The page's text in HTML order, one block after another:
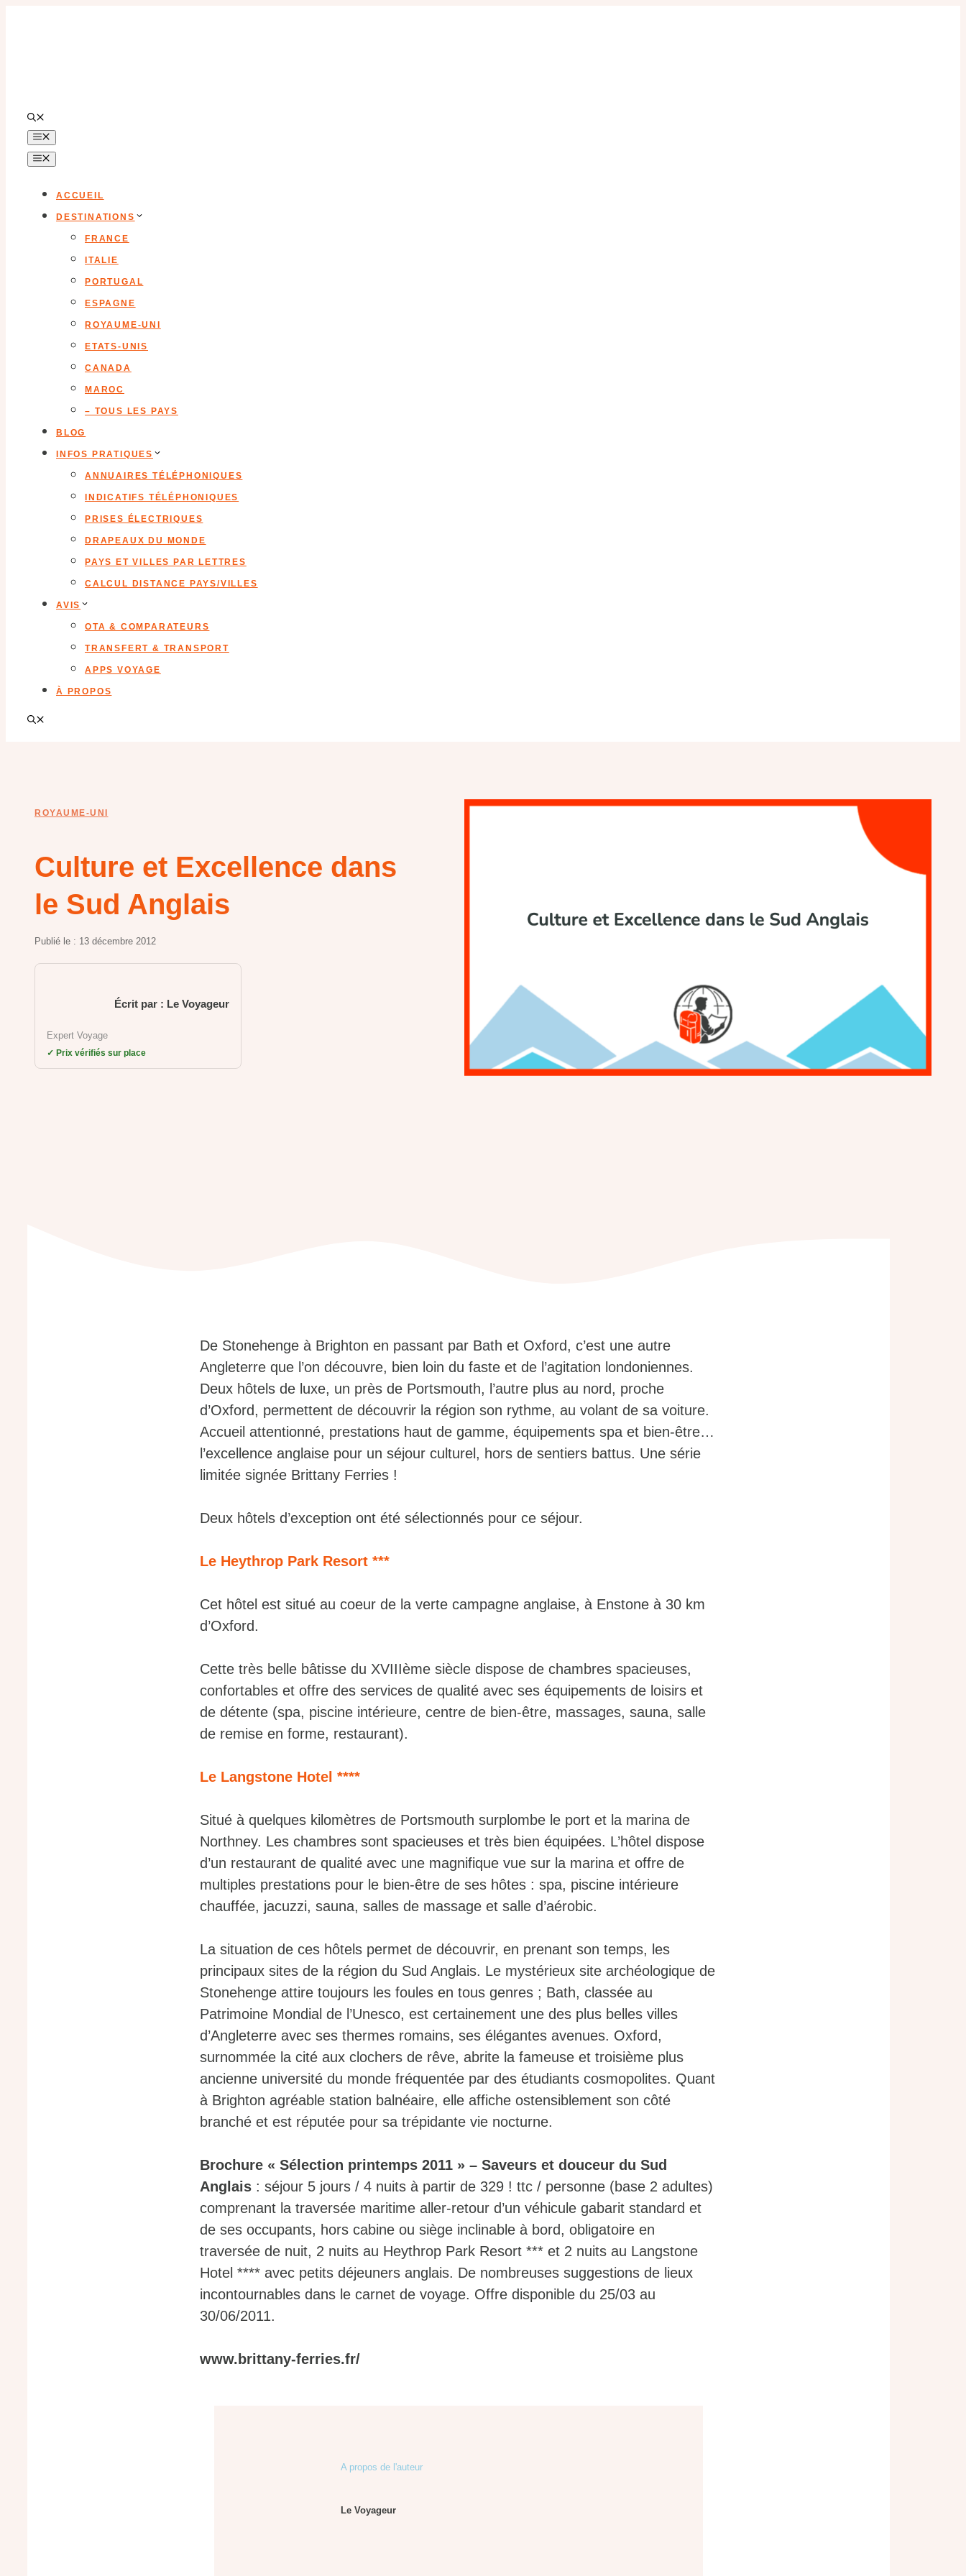
ACCUEIL
DESTINATIONS
FRANCE
ITALIE
PORTUGAL
ESPAGNE
ROYAUME-UNI
ETATS-UNIS
CANADA
MAROC
– TOUS LES PAYS
BLOG
INFOS PRATIQUES
ANNUAIRES TÉLÉPHONIQUES
INDICATIFS TÉLÉPHONIQUES
PRISES ÉLECTRIQUES
DRAPEAUX DU MONDE
PAYS ET VILLES PAR LETTRES
CALCUL DISTANCE PAYS/VILLES
AVIS
OTA & COMPARATEURS
TRANSFERT & TRANSPORT
APPS VOYAGE
À PROPOS
ROYAUME-UNI
Culture et Excellence dans
le Sud Anglais
Publié le : 13 décembre 2012
Écrit par : Le Voyageur
Expert Voyage
✓ Prix vérifiés sur place
De Stonehenge à Brighton en passant par Bath et Oxford, c’est une autre
Angleterre que l’on découvre, bien loin du faste et de l’agitation londoniennes.
Deux hôtels de luxe, un près de Portsmouth, l’autre plus au nord, proche
d’Oxford, permettent de découvrir la région son rythme, au volant de sa voiture.
Accueil attentionné, prestations haut de gamme, équipements spa et bien-être…
l’excellence anglaise pour un séjour culturel, hors de sentiers battus. Une série
limitée signée Brittany Ferries !
Deux hôtels d’exception ont été sélectionnés pour ce séjour.
Le Heythrop Park Resort ***
Cet hôtel est situé au coeur de la verte campagne anglaise, à Enstone à 30 km
d’Oxford.
Cette très belle bâtisse du XVIIIème siècle dispose de chambres spacieuses,
confortables et offre des services de qualité avec ses équipements de loisirs et
de détente (spa, piscine intérieure, centre de bien-être, massages, sauna, salle
de remise en forme, restaurant).
Le Langstone Hotel ****
Situé à quelques kilomètres de Portsmouth surplombe le port et la marina de
Northney. Les chambres sont spacieuses et très bien équipées. L’hôtel dispose
d’un restaurant de qualité avec une magnifique vue sur la marina et offre de
multiples prestations pour le bien-être de ses hôtes : spa, piscine intérieure
chauffée, jacuzzi, sauna, salles de massage et salle d’aérobic.
La situation de ces hôtels permet de découvrir, en prenant son temps, les
principaux sites de la région du Sud Anglais. Le mystérieux site archéologique de
Stonehenge attire toujours les foules en tous genres ; Bath, classée au
Patrimoine Mondial de l’Unesco, est certainement une des plus belles villes
d’Angleterre avec ses thermes romains, ses élégantes avenues. Oxford,
surnommée la cité aux clochers de rêve, abrite la fameuse et troisième plus
ancienne université du monde fréquentée par des étudiants cosmopolites. Quant
à Brighton agréable station balnéaire, elle affiche ostensiblement son côté
branché et est réputée pour sa trépidante vie nocturne.
Brochure « Sélection printemps 2011 » – Saveurs et douceur du Sud
Anglais : séjour 5 jours / 4 nuits à partir de 329 ! ttc / personne (base 2 adultes)
comprenant la traversée maritime aller-retour d’un véhicule gabarit standard et
de ses occupants, hors cabine ou siège inclinable à bord, obligatoire en
traversée de nuit, 2 nuits au Heythrop Park Resort *** et 2 nuits au Langstone
Hotel **** avec petits déjeuners anglais. De nombreuses suggestions de lieux
incontournables dans le carnet de voyage. Offre disponible du 25/03 au
30/06/2011.
www.brittany-ferries.fr/
A propos de l'auteur
Le Voyageur